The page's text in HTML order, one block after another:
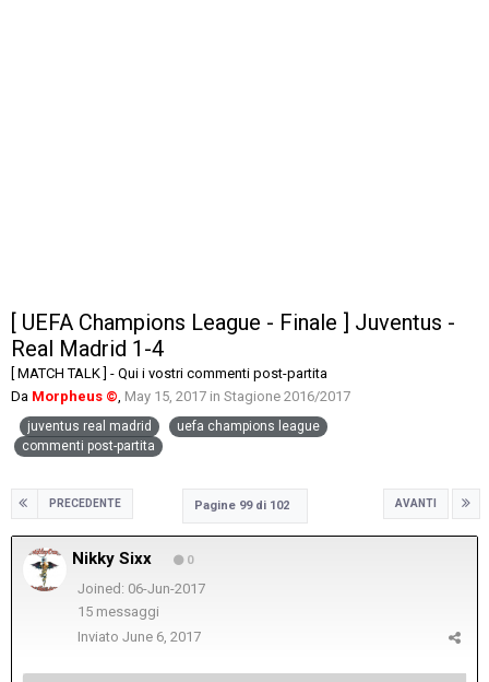
[ UEFA Champions League - Finale ] Juventus -
Real Madrid 1-4
[ MATCH TALK ] - Qui i vostri commenti post-partita
Da Morpheus ©, May 15, 2017 in Stagione 2016/2017
juventus real madrid
uefa champions league
commenti post-partita
PRECEDENTE AVANTI
Pagine 99 di 102
Nikky Sixx 0
Joined: 06-Jun-2017
15 messaggi
Inviato June 6, 2017